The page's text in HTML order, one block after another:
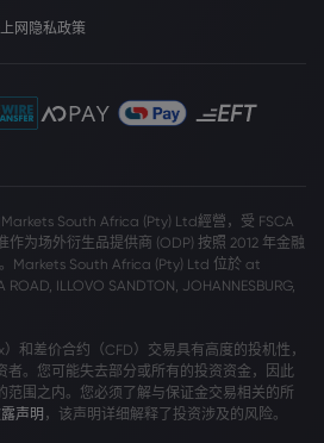
网 隐私政策
Markets South Africa (Pty) Ltd經營，受 FSCA
为场外衍生品提供商 (ODP) 按照 2012 年金融
Markets South Africa (Pty) Ltd 位於 at
ROAD, ILLOVO SANDTON, JOHANNESBURG,
）和差价合约（CFD）交易具有高度的投机性，
者。您可能失去部分或所有的投资资金，因此
范围之内。您必须了解与保证金交易相关的所
声明 ，该声明详细解释了投资涉及的风险。